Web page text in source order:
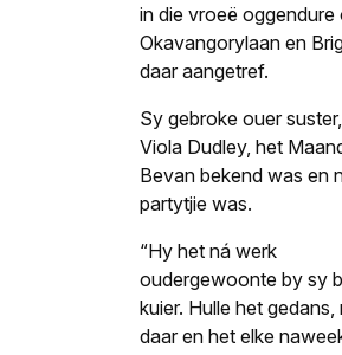
in die vroeë
Okavangorylaan en
daar aangetref.
Sy gebroke ouer suster,
Viola Dudley, het
Bevan bekend was en
partytjie was.
“Hy het ná werk
oudergewoonte by sy
kuier. Hulle het
daar en het elke